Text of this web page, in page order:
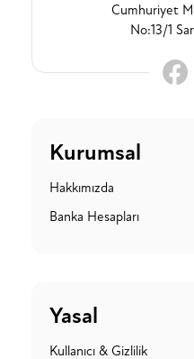
Cumhuriyet
No:13/1
Kurumsal
Hakkımızda
Banka Hesapları
Yasal
Kullanıcı & Gizlilik